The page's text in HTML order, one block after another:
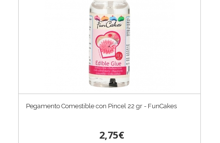
Pegamento Comestible con Pincel 22 gr - FunCakes
2,75€